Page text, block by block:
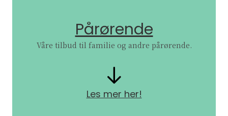
Pårørende
Våre tilbud til familie og andre pårørende.
Les mer her!